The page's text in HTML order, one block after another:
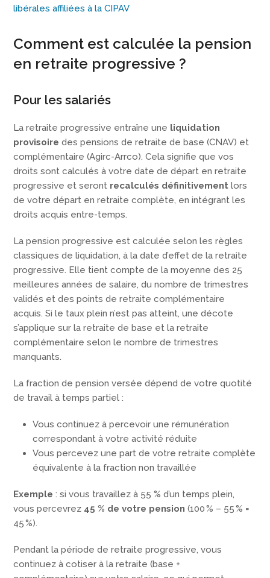
libérales affiliées à la CIPAV
Comment est calculée la pension
en retraite progressive ?
Pour les salariés
La retraite progressive entraîne une liquidation
provisoire des pensions de retraite de base (CNAV) et
complémentaire (Agirc-Arrco). Cela signifie que vos
droits sont calculés à votre date de départ en retraite
progressive et seront recalculés définitivement lors
de votre départ en retraite complète, en intégrant les
droits acquis entre-temps.
La pension progressive est calculée selon les règles
classiques de liquidation, à la date d’effet de la retraite
progressive. Elle tient compte de la moyenne des 25
meilleures années de salaire, du nombre de trimestres
validés et des points de retraite complémentaire
acquis. Si le taux plein n’est pas atteint, une décote
s’applique sur la retraite de base et la retraite
complémentaire selon le nombre de trimestres
manquants.
La fraction de pension versée dépend de votre quotité
de travail à temps partiel :
Vous continuez à percevoir une rémunération
correspondant à votre activité réduite
Vous percevez une part de votre retraite complète
équivalente à la fraction non travaillée
Exemple : si vous travaillez à 55 % d’un temps plein,
vous percevrez 45 % de votre pension (100 % – 55 % =
45 %).
Pendant la période de retraite progressive, vous
continuez à cotiser à la retraite (base +